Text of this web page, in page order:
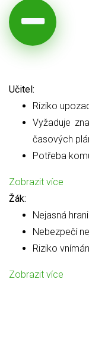
Učitel:
Riziko
Vyžaduje
časových
Potřeba
Zobrazit více
Žák:
Nejasná
Nebezpečí
Riziko
Zobrazit více